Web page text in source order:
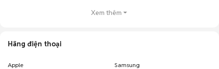
Xem thêm
Hãng điện thoại
Apple Samsung